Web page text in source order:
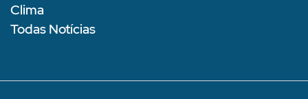
Clima
Todas Notícias